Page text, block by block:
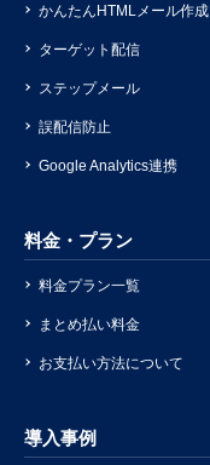
かんたんHTMLメール作成
ターゲット配信
ステップメール
誤配信防止
Google Analytics連携
料金・プラン
料金プラン一覧
まとめ払い料金
お支払い方法について
導入事例